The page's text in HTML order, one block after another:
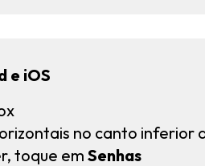
e iOS
no canto inferior
toque emSenhas